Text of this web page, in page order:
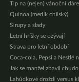
Tip na (nejen) vánoční
Quinoa (merlík chilský)
Sirupy a slady
Letní hříšky se ozývají
Strava pro letní období
Coca-cola, Pepsi a Nestlé
Jak se manžel zbavil
Lahůdkové droždí versus